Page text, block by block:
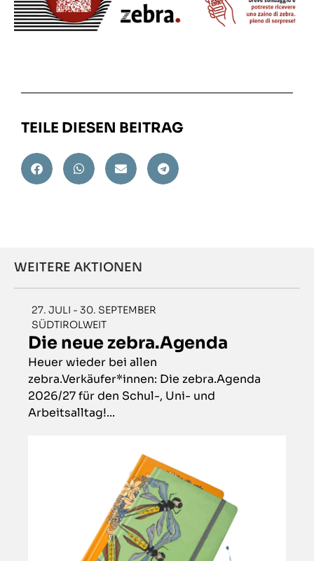
TEILE DIESEN BEITRAG
WEITERE AKTIONEN
27. JULI - 30. SEPTEMBER
SÜDTIROLWEIT
Die neue zebra.Agenda
Heuer wieder bei allen
zebra.Verkäufer*innen: Die zebra.Agenda
2026/27 für den Schul-, Uni- und
Arbeitsalltag!...